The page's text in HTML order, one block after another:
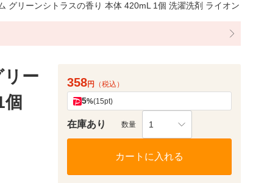
グリーンシトラスの香り 本体 420mL 1個 洗濯洗剤 ライオン
ー
358円 （税込）
5%(15pt)
在庫あり 数量 1
カートに入れる